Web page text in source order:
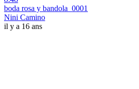
boda rosa y bandola_0001
Nini Camino
il y a 16 ans